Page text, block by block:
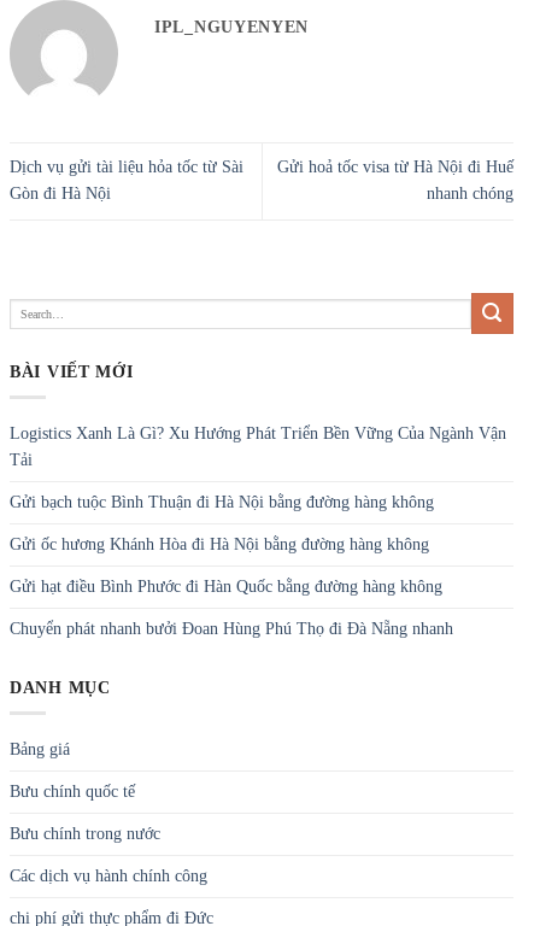
IPL_NGUYENYEN
Dịch vụ gửi tài liệu hỏa tốc từ Sài
Gòn đi Hà Nội
Gửi hoả tốc visa từ Hà Nội đi Huế
nhanh chóng
BÀI VIẾT MỚI
Logistics Xanh Là Gì? Xu Hướng Phát Triển Bền Vững Của Ngành Vận
Tải
Gửi bạch tuộc Bình Thuận đi Hà Nội bằng đường hàng không
Gửi ốc hương Khánh Hòa đi Hà Nội bằng đường hàng không
Gửi hạt điều Bình Phước đi Hàn Quốc bằng đường hàng không
Chuyển phát nhanh bưởi Đoan Hùng Phú Thọ đi Đà Nẵng nhanh
DANH MỤC
Bảng giá
Bưu chính quốc tế
Bưu chính trong nước
Các dịch vụ hành chính công
chi phí gửi thực phẩm đi Đức